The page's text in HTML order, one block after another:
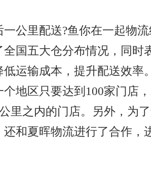
公里配送?鱼你在一起物
全国五大仓分布情况，同时
低运输成本，提升配送效率
地区只要达到100家门店
里之内的门店。另外，为
还和夏晖物流进行了合作，